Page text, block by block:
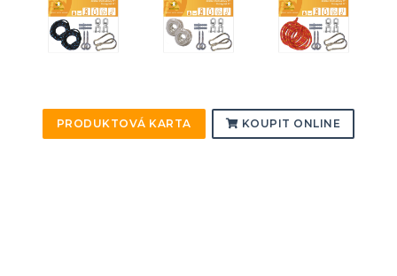
PRODUKTOVÁ KARTA KOUPIT ONLINE